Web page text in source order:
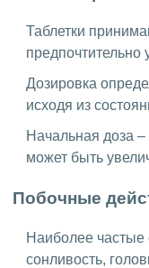
Таблетки
предпочтительно
Дозировка
исходя из
Начальная доза
может быть
Побочные
Наиболее
сонливость,